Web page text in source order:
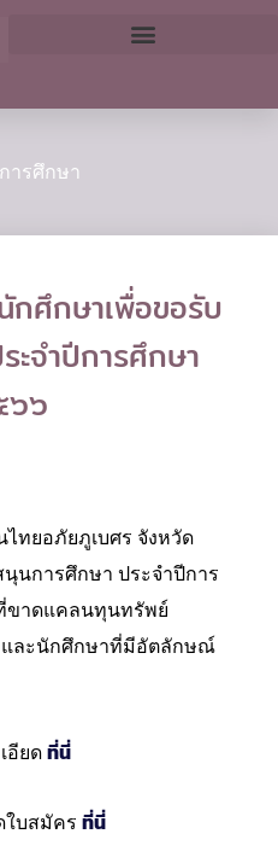
ารศึกษา
กศึกษาเพื่อขอรับ
ะจำปีการศึกษา
๖
ทยอภัยภูเบศร จังหวัด
นการศึกษา ประจำปีการ
าดแคลนทุนทรัพย์
และนักศึกษาที่มีอัตลักษณ์
อียดที่นี่
บสมัคร ที่นี่